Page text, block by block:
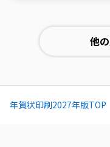
他
年賀状印刷2027年版TOP